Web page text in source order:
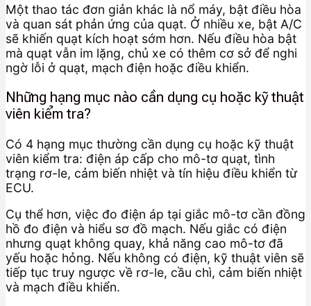
Một thao tác đơn giản khác là nổ máy, bật điều hòa
và quan sát phản ứng của quạt. Ở nhiều xe, bật A/C
sẽ khiến quạt kích hoạt sớm hơn. Nếu điều hòa bật
mà quạt vẫn im lặng, chủ xe có thêm cơ sở để nghi
ngờ lỗi ở quạt, mạch điện hoặc điều khiển.
Những hạng mục nào cần dụng cụ hoặc kỹ thuật
viên kiểm tra?
Có 4 hạng mục thường cần dụng cụ hoặc kỹ thuật
viên kiểm tra: điện áp cấp cho mô-tơ quạt, tình
trạng rơ-le, cảm biến nhiệt và tín hiệu điều khiển từ
ECU.
Cụ thể hơn, việc đo điện áp tại giắc mô-tơ cần đồng
hồ đo điện và hiểu sơ đồ mạch. Nếu giắc có điện
nhưng quạt không quay, khả năng cao mô-tơ đã
yếu hoặc hỏng. Nếu không có điện, kỹ thuật viên sẽ
tiếp tục truy ngược về rơ-le, cầu chì, cảm biến nhiệt
và mạch điều khiển.